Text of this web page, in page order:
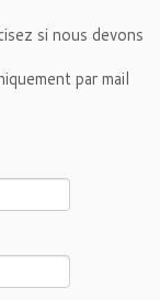
si nous devons
par mail